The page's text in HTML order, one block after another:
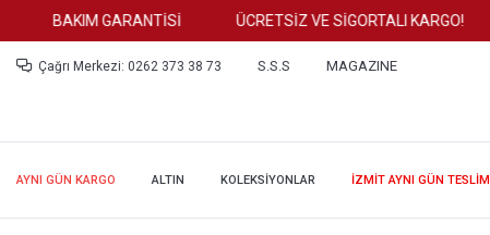
BAKIM GARANTİSİ ÜCRETSİZ VE SİGORTALI KARGO!
Çağrı Merkezi: 0262 373 38 73 S.S.S MAGAZINE
AYNI GÜN KARGO ALTIN KOLEKSİYONLAR İZMİT AYNI GÜN TESLİM